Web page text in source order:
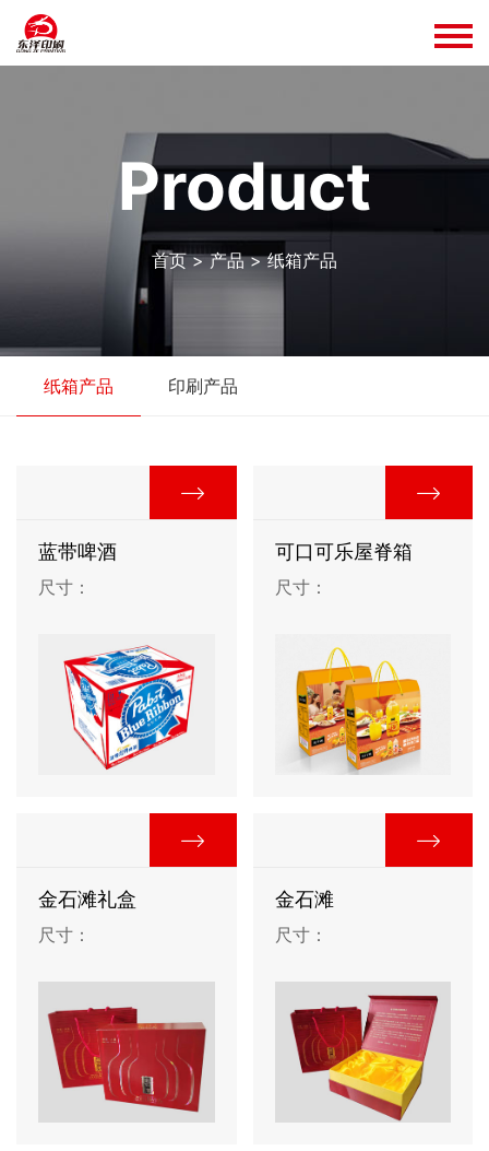
product
首页 > 产品 > 纸箱产品
纸箱产品 印刷产品
蓝带啤酒
尺寸：
可口可乐屋脊箱
尺寸：
金石滩礼盒
尺寸：
金石滩
尺寸：